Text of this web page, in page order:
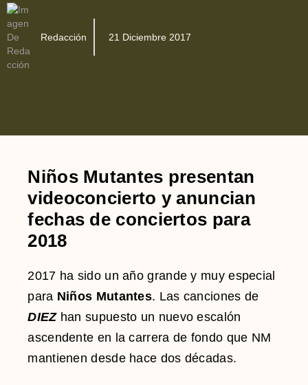
Redacción 21 Diciembre 2017
Niños Mutantes presentan
videoconcierto y anuncian
fechas de conciertos para
2018
2017 ha sido un año grande y muy especial
para Niños Mutantes. Las canciones de
DIEZhan supuesto un nuevo escalón
ascendente en la carrera de fondo que NM
mantienen desde hace dos décadas.